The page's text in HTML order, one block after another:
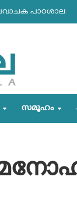
പാഠശാല
സമൂഹം